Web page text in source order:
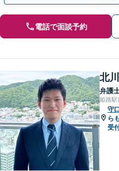
電話で面談予約
北
弁護
姫路駅
守
ら
受